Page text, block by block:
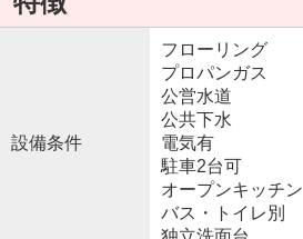
設備条件
フローリング
プロパンガス
公営水道
公共下水
電気有
駐車2台可
オープンキッチン
バス・トイレ別